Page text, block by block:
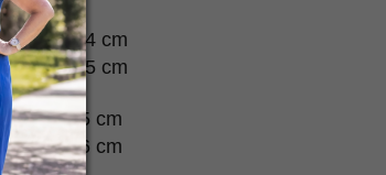
62 cm, 54 cm
62 cm, 55 cm
cm, 55 cm
cm, 56 cm